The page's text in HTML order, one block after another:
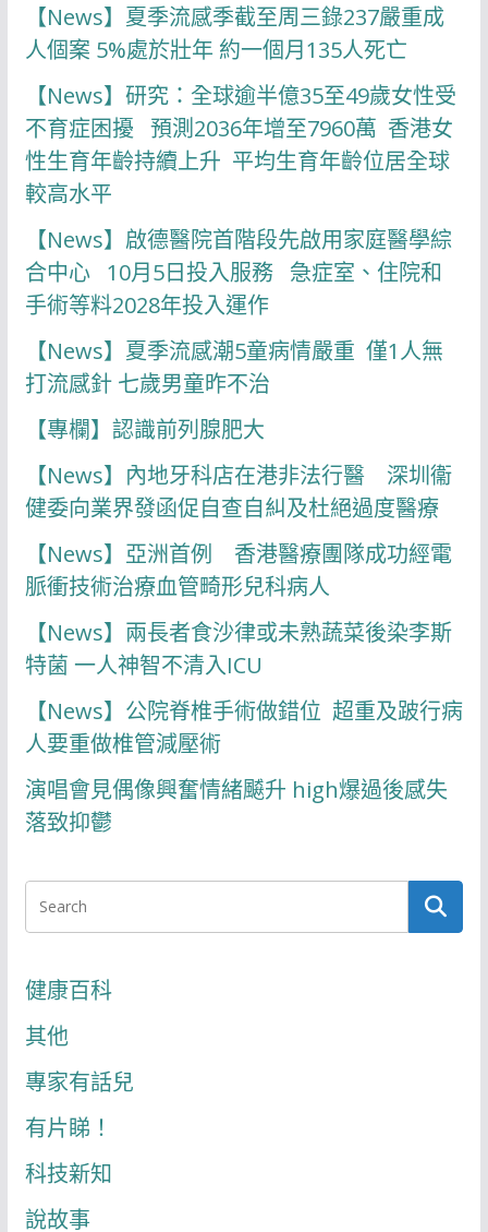
【News】夏季流感季截至周三錄237嚴重成
人個案 5%處於壯年 約一個月135人死亡
【News】研究：全球逾半億35至49歲女性受
不育症困擾 預測2036年增至7960萬 香港女
性生育年齡持續上升 平均生育年齡位居全球
較高水平
【News】啟德醫院首階段先啟用家庭醫學綜
合中心 10月5日投入服務 急症室、住院和
手術等料2028年投入運作
【News】夏季流感潮5童病情嚴重 僅1人無
打流感針 七歲男童昨不治
【專欄】認識前列腺肥大
【News】內地牙科店在港非法行醫 深圳衞
健委向業界發函促自查自糾及杜絕過度醫療
【News】亞洲首例 香港醫療團隊成功經電
脈衝技術治療血管畸形兒科病人
【News】兩長者食沙律或未熟蔬菜後染李斯
特菌 一人神智不清入ICU
【News】公院脊椎手術做錯位 超重及跛行病
人要重做椎管減壓術
演唱會見偶像興奮情緒飇升 high爆過後感失
落致抑鬱
健康百科
其他
專家有話兒
有片睇！
科技新知
說故事